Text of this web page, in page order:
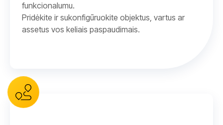
funkcionalumu.
Pridėkite ir sukonfigūruokite objektus, vartus ar
assetus vos keliais paspaudimais.